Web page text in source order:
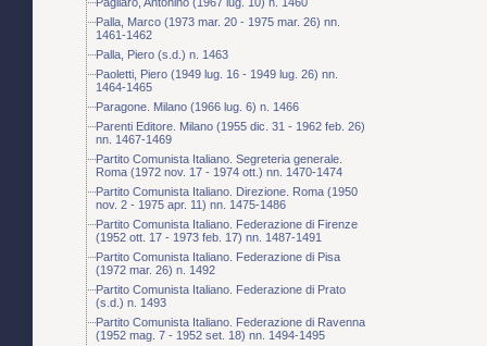
Palla, Marco (1973 mar. 20 - 1975 mar. 26) nn.
1461-1462
Palla, Piero (s.d.) n. 1463
Paoletti, Piero (1949 lug. 16 - 1949 lug. 26) nn.
1464-1465
Paragone. Milano (1966 lug. 6) n. 1466
Parenti Editore. Milano (1955 dic. 31 - 1962 feb. 26)
nn. 1467-1469
Partito Comunista Italiano. Segreteria generale.
Roma (1972 nov. 17 - 1974 ott.) nn. 1470-1474
Partito Comunista Italiano. Direzione. Roma (1950
nov. 2 - 1975 apr. 11) nn. 1475-1486
Partito Comunista Italiano. Federazione di Firenze
(1952 ott. 17 - 1973 feb. 17) nn. 1487-1491
Partito Comunista Italiano. Federazione di Pisa
(1972 mar. 26) n. 1492
Partito Comunista Italiano. Federazione di Prato
(s.d.) n. 1493
Partito Comunista Italiano. Federazione di Ravenna
(1952 mag. 7 - 1952 set. 18) nn. 1494-1495